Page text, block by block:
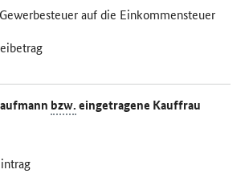
auf die Einkommensteuer
bzw.eingetragene Kauffrau